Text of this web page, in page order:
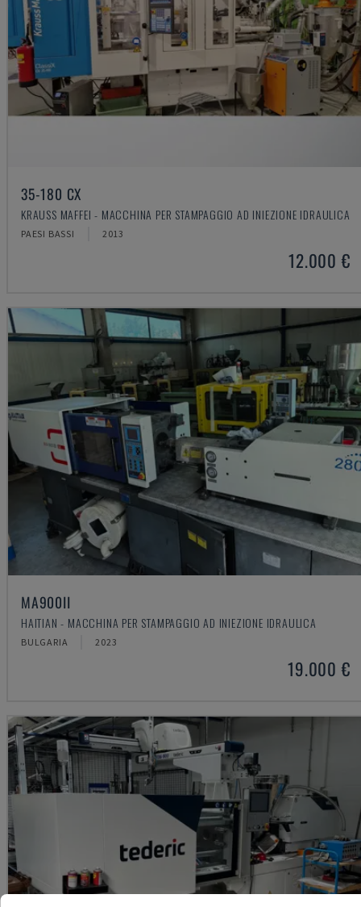
35-180 CX
KRAUSS MAFFEI - MACCHINA PER STAMPAGGIO AD INIEZIONE IDRAULICA
PAESI BASSI 2013
12.000 €
MA900ІІ
HAITIAN - MACCHINA PER STAMPAGGIO AD INIEZIONE IDRAULICA
BULGARIA 2023
19.000 €